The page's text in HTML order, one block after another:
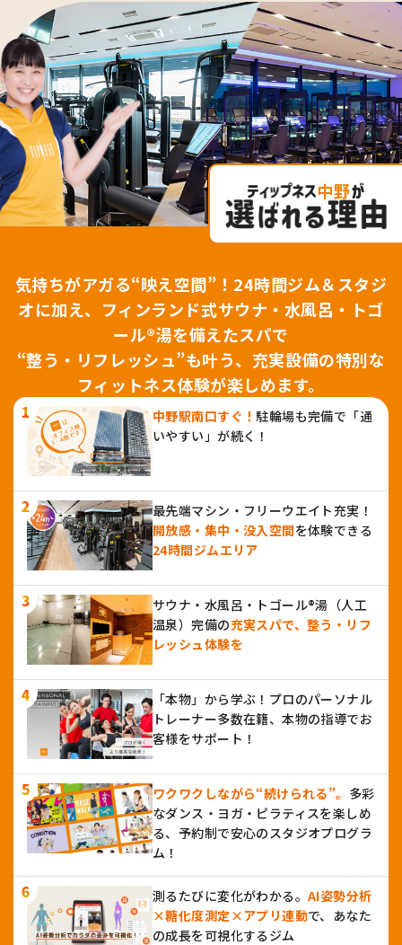
中野
気持ちがアガる“映え空間”！24時間ジム＆スタジ
オに加え、フィンランド式サウナ・水風呂・トゴ
ール®湯を備えたスパで
“整う・リフレッシュ”も叶う、充実設備の特別な
フィットネス体験が楽しめます。
中野駅南口すぐ！駐輪場も完備で「通
いやすい」が続く！
最先端マシン・フリーウエイト充実！
開放感・集中・没入空間を体験できる
24時間ジムエリア
サウナ・水風呂・トゴール®湯（人工
温泉）完備の充実スパで、整う・リフ
レッシュ体験を
「本物」から学ぶ！プロのパーソナル
トレーナー多数在籍、本物の指導でお
客様をサポート！
ワクワクしながら“続けられる”。 多彩
なダンス・ヨガ・ピラティスを楽しめ
る、予約制で安心のスタジオプログラ
ム！
測るたびに変化がわかる。AI姿勢分析
×糖化度測定×アプリ連動で、あなた
の成長を可視化するジム